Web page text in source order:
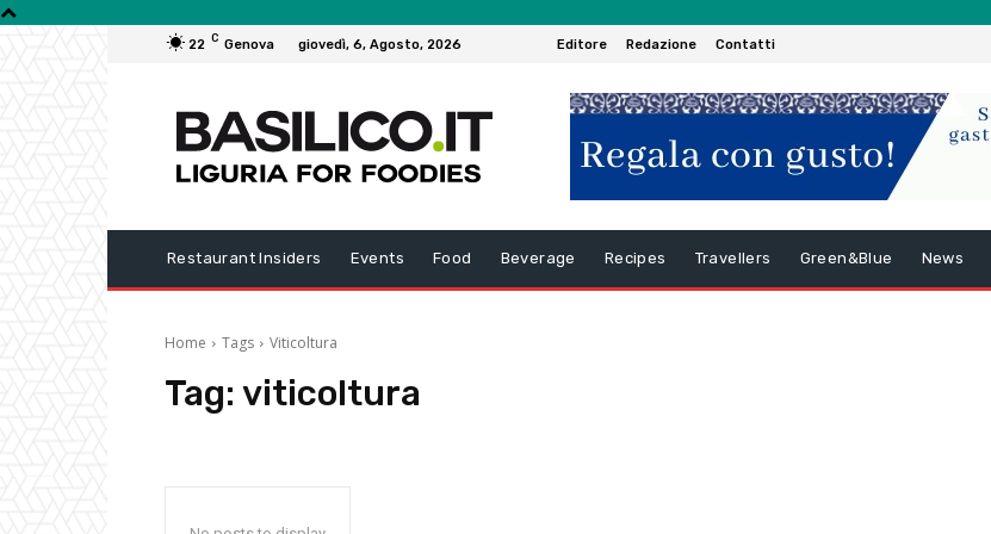
22 C Genova giovedì, 6, Agosto, 2026 Editore Redazione Contatti
Restaurant Insiders Events Food Beverage Recipes Travellers Green&Blue News
Home Tags Viticoltura
Tag: viticoltura